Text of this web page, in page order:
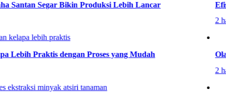
Segar Bikin Produksi Lebih Lancar
Praktis dengan Proses yang Mudah
2 hari
2 hari